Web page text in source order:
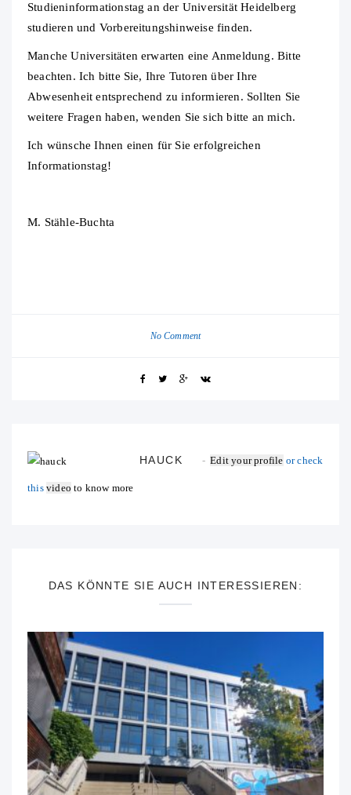
Studieninformationstag an der Universität Heidelberg
studieren und Vorbereitungshinweise finden.
Manche Universitäten erwarten eine Anmeldung. Bitte
beachten. Ich bitte Sie, Ihre Tutoren über Ihre
Abwesenheit entsprechend zu informieren. Sollten Sie
weitere Fragen haben, wenden Sie sich bitte an mich.
Ich wünsche Ihnen einen für Sie erfolgreichen
Informationstag!
M. Stähle-Buchta
No Comment
HAUCK Edit your profile or check
this video to know more
DAS KÖNNTE SIE AUCH INTERESSIEREN: